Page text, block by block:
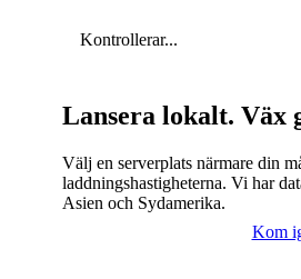
Kontrollerar...
Lansera lokalt. Väx
Välj en serverplats närmare din
laddningshastigheterna. Vi har
Asien och Sydamerika.
Kom